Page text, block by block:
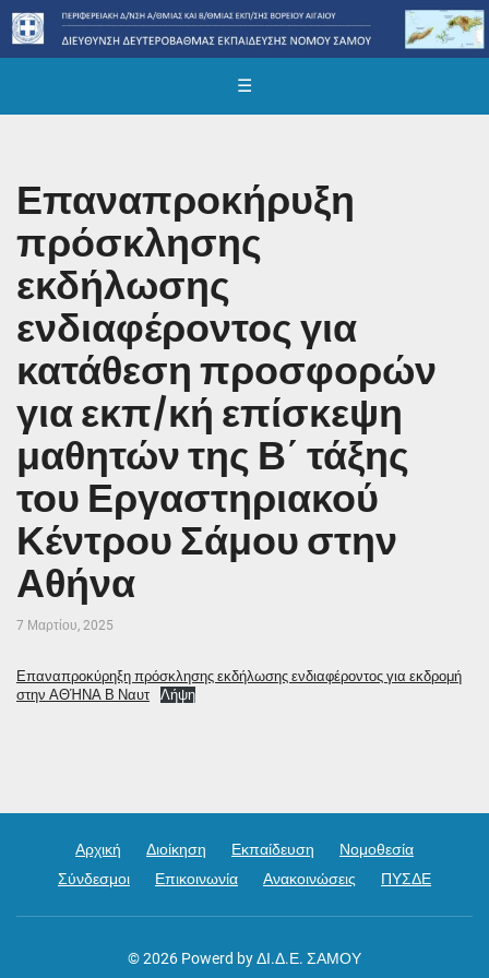
☰
Επαναπροκήρυξη
πρόσκλησης
εκδήλωσης
ενδιαφέροντος για
κατάθεση προσφορών
για εκπ/κή επίσκεψη
μαθητών της Β΄ τάξης
του Εργαστηριακού
Κέντρου Σάμου στην
Αθήνα
7 Μαρτίου, 2025
Επαναπροκύρηξη πρόσκλησης εκδήλωσης ενδιαφέροντος για εκδρομή
στην ΑΘΉΝΑ Β Ναυτ
Λήψη
Αρχική Διοίκηση Εκπαίδευση
Νομοθεσία
Σύνδεσμοι
Επικοινωνία Ανακοινώσεις ΠΥΣΔΕ
© 2026 Powerd by ΔΙ.Δ.Ε. ΣΑΜΟΥ